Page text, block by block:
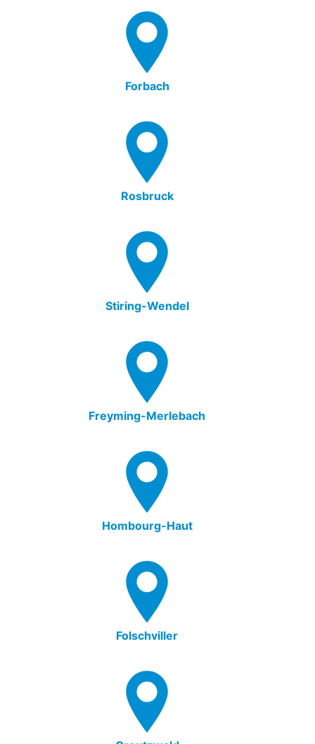
Forbach
Rosbruck
Stiring-Wendel
Freyming-Merlebach
Hombourg-Haut
Folschviller